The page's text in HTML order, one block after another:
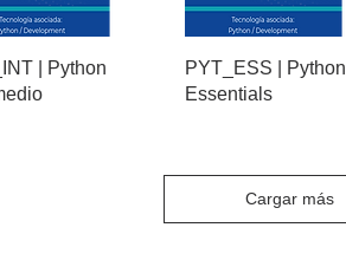
| Python
PYT_ESS | Python
Essentials
Cargar más